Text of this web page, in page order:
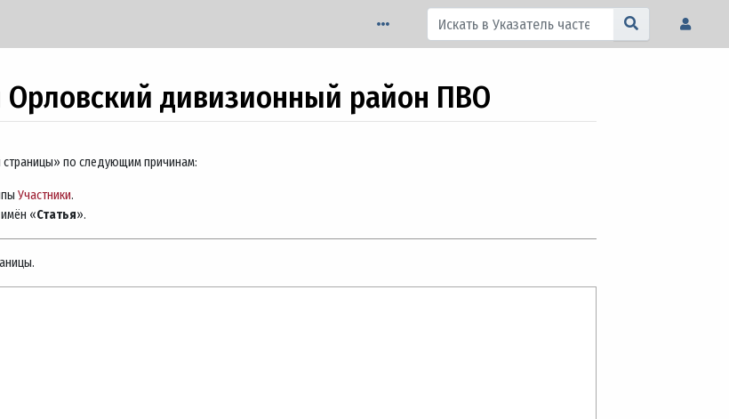
дивизионный район ПВО
страницы» по следующим причинам:
Участники.
«Статья».